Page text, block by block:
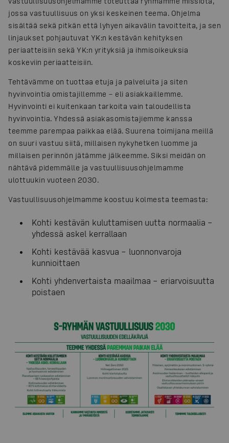
jossa vastuullisuus on yksi keskeinen teema. Ohjelma
sisältää sekä pitkän että lyhyen aikavälin tavoitteita, ja sen
linjaukset pohjautuvat YK:n kestävän kehityksen
periaatteisiin sekä YK:n yrityksiä ja ihmisoikeuksia
koskeviin periaatteisiin.
Tehtävämme on tuottaa etuja ja palveluita ja siten
hyvinvointia omistajillemme − eli asiakkaillemme.
Hyvinvointi ei kuitenkaan tarkoita vain taloudellista
hyvinvointia. Yhdessä asiakasomistajiemme kanssa
teemme parempaa paikkaa elää. Suurena toimijana meillä
on suuri vastuu siitä, millaisen nykyhetken luomme ja
millaisen perinnön jätämme jälkeemme. Siksi meidän on
nähtävä pidemmälle ja vastuullisuusohjelmamme
ulottuukin vuoteen 2030.
Vastuullisuusohjelmamme koostuu kolmesta teemasta:
Kohti kestävän kuluttamisen uutta normaalia –
yhdessä askel kerrallaan
Kohti kestävää kasvua – luonnonvaroja
kunnioittaen
Kohti yhdenvertaista maailmaa – eriarvoisuutta
poistaen